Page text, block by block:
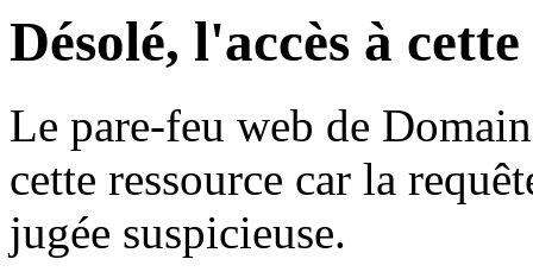
Désolé, l'accès à
Le pare-feu web de
cette ressource car la
jugée suspicieuse.